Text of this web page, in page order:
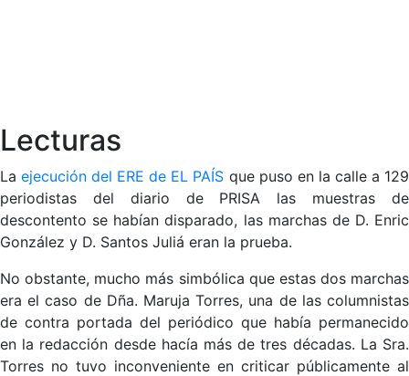
Lecturas
Laejecución del ERE de EL PAÍS que puso en la calle a 129
periodistas del diario de PRISA las muestras de
descontento se habían disparado, las marchas de D. Enric
González y D. Santos Juliá eran la prueba.
No obstante, mucho más simbólica que estas dos marchas
era el caso de Dña. Maruja Torres, una de las columnistas
de contra portada del periódico que había permanecido
en la redacción desde hacía más de tres décadas. La Sra.
Torres no tuvo inconveniente en criticar públicamente al